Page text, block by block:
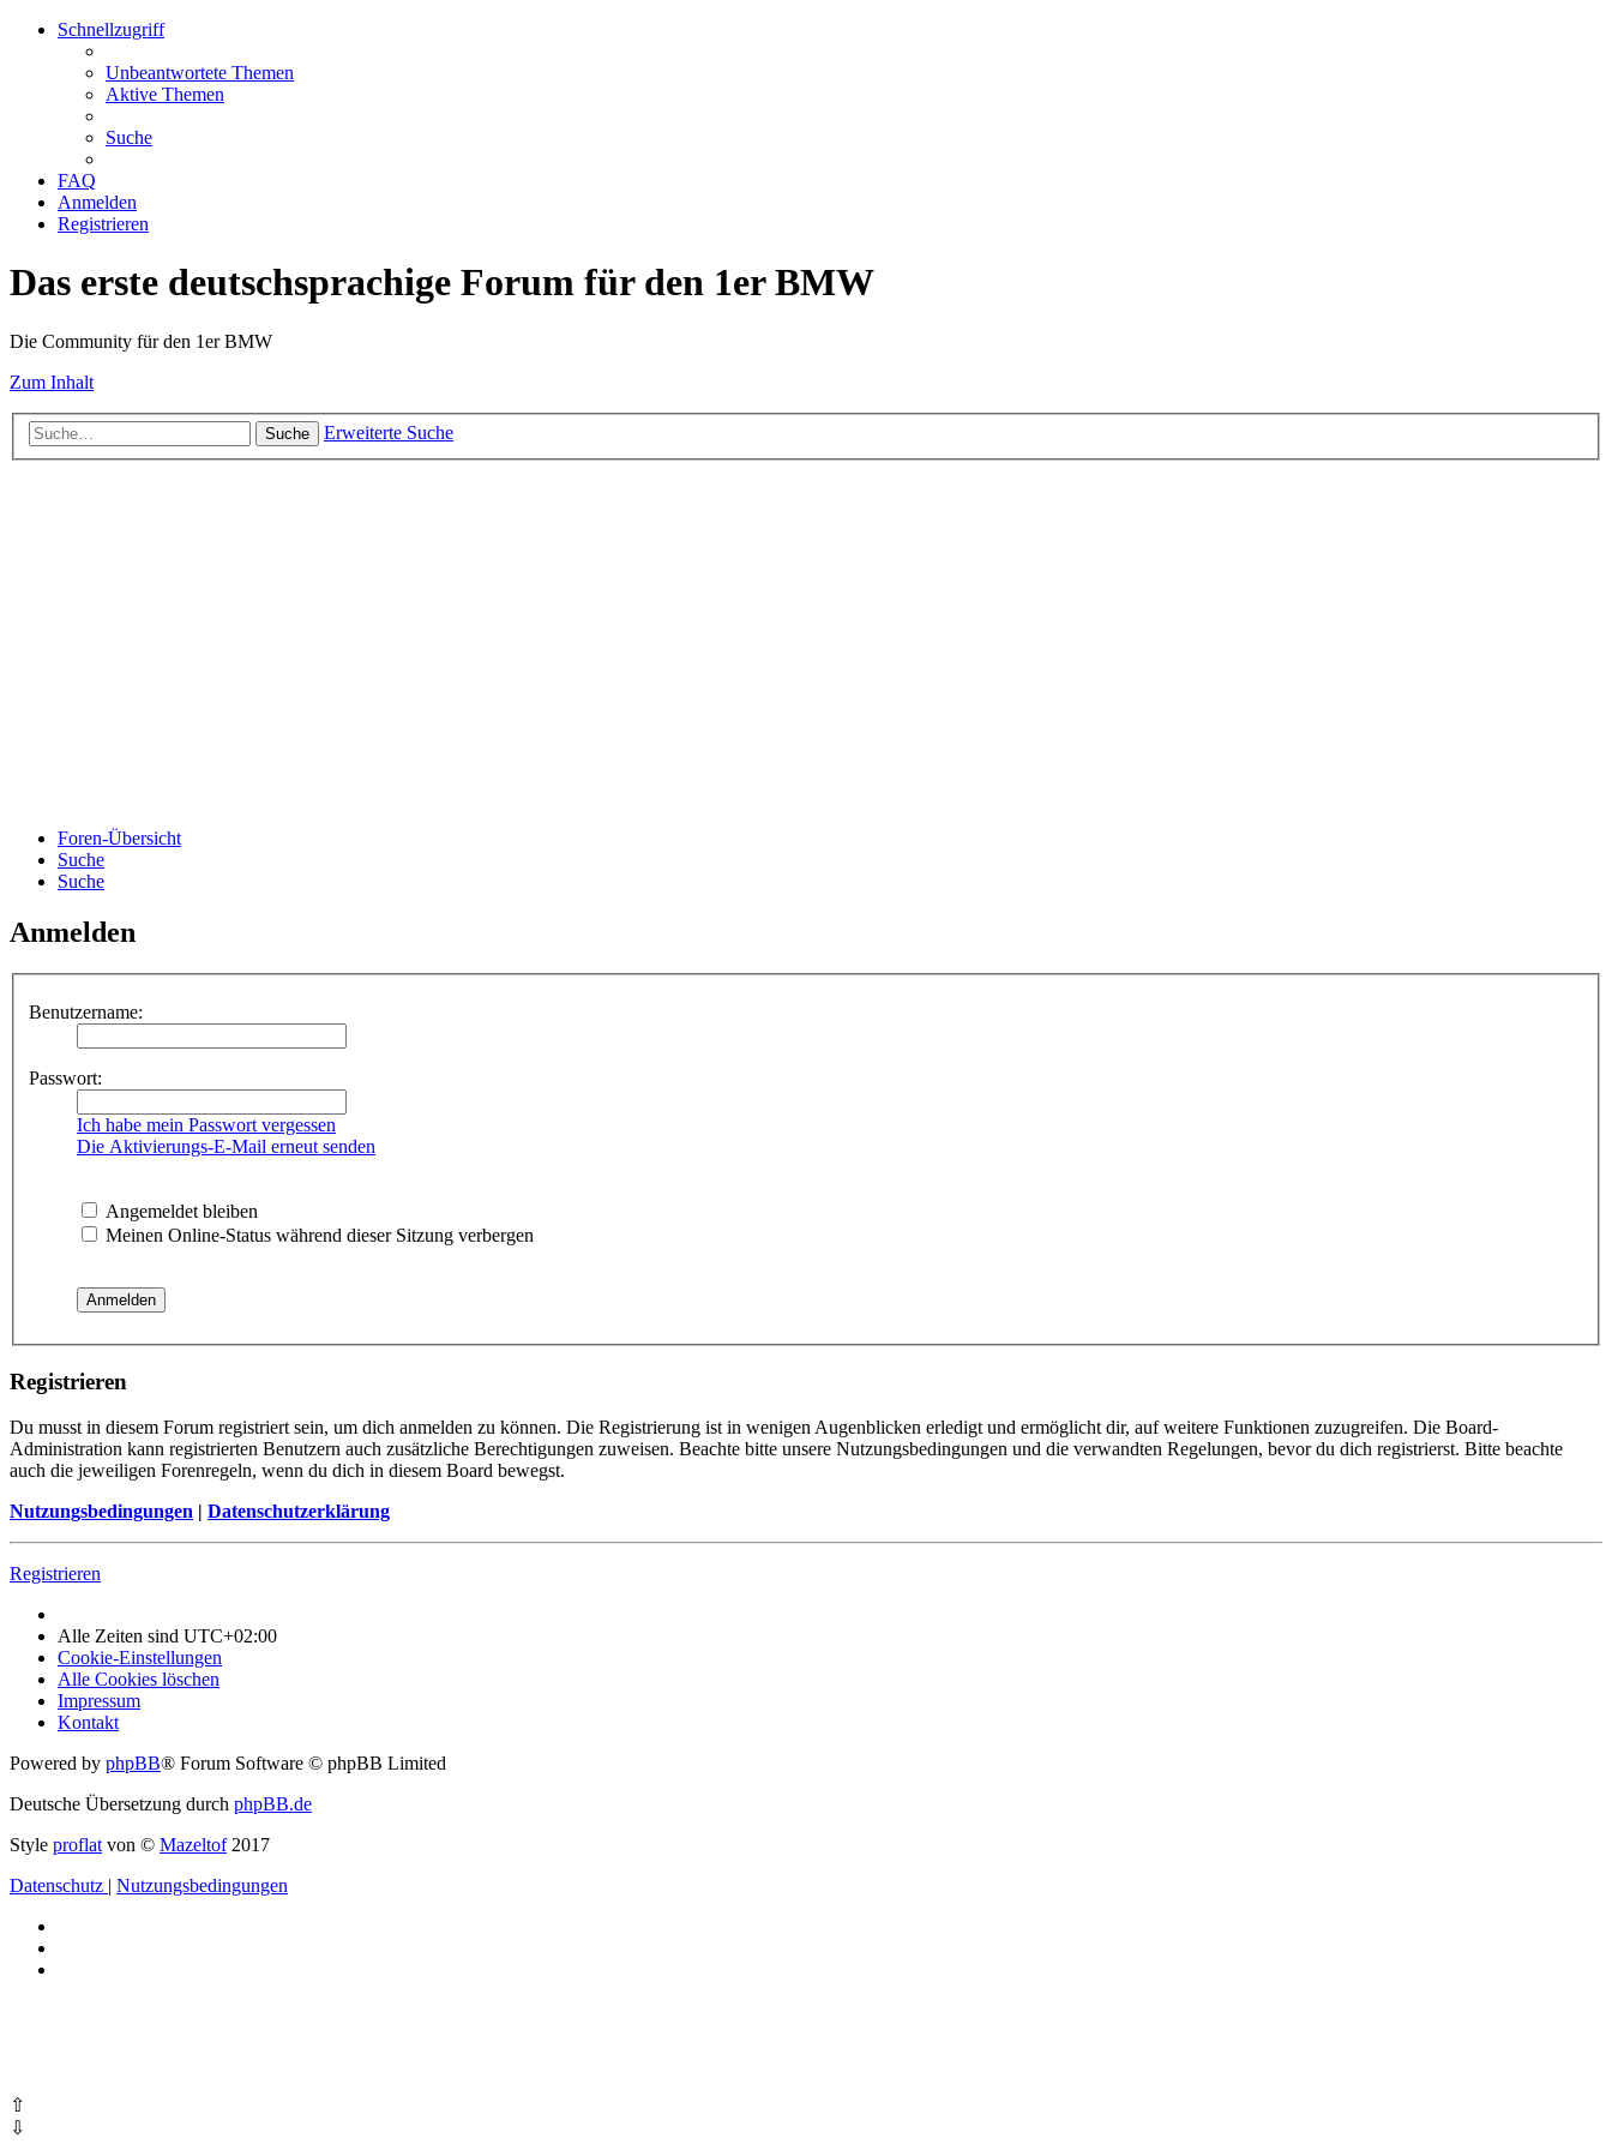
Schnellzugriff
Unbeantwortete Themen
Aktive Themen
Suche
FAQ
Anmelden
Registrieren
Das erste deutschsprachige Forum für den 1er BMW
Die Community für den 1er BMW
Zum Inhalt
Suche Erweiterte Suche
Foren-Übersicht
Suche
Suche
Anmelden
Benutzername:
Passwort:
Ich habe mein Passwort vergessen
Die Aktivierungs-E-Mail erneut senden
Angemeldet bleiben
Meinen Online-Status während dieser Sitzung verbergen
Registrieren
Du musst in diesem Forum registriert sein, um dich anmelden zu können. Die Registrierung ist in wenigen Augenblicken erledigt und ermöglicht dir, auf weitere Funktionen zuzugreifen. Die Board-
Administration kann registrierten Benutzern auch zusätzliche Berechtigungen zuweisen. Beachte bitte unsere Nutzungsbedingungen und die verwandten Regelungen, bevor du dich registrierst. Bitte beachte
auch die jeweiligen Forenregeln, wenn du dich in diesem Board bewegst.
Nutzungsbedingungen | Datenschutzerklärung
Registrieren
Alle Zeiten sind UTC+02:00
Cookie-Einstellungen
Alle Cookies löschen
Impressum
Kontakt
Powered by phpBB® Forum Software © phpBB Limited
Deutsche Übersetzung durch phpBB.de
Style proflat von © Mazeltof2017
Datenschutz | Nutzungsbedingungen
⇧
⇩